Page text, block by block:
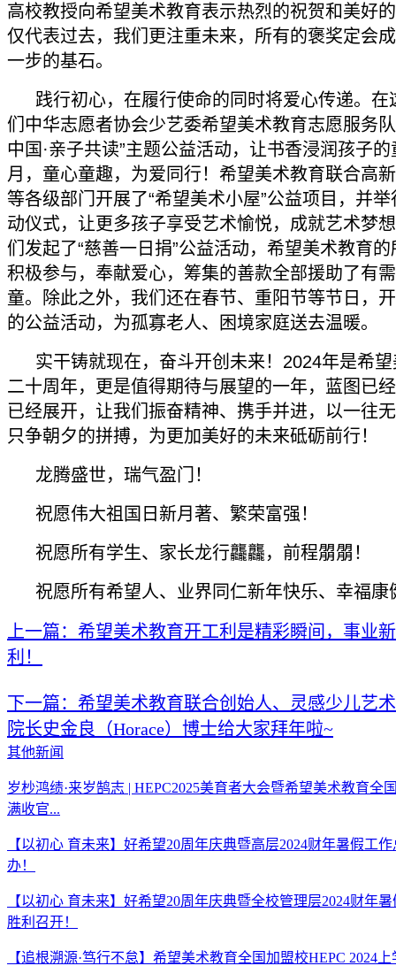
高校教授向希望美术教育表示热烈的祝贺和美好
仅代表过去，我们更注重未来，所有的褒奖定会
一步的基石。
践行初心，在履行使命的同时将爱心传递。在
们中华志愿者协会少艺委希望美术教育志愿服务
中国·亲子共读”主题公益活动，让书香浸润孩子
月，童心童趣，为爱同行！希望美术教育联合高
等各级部门开展了“希望美术小屋”公益项目，并
动仪式，让更多孩子享受艺术愉悦，成就艺术梦
们发起了“慈善一日捐”公益活动，希望美术教育
积极参与，奉献爱心，筹集的善款全部援助了有
童。除此之外，我们还在春节、重阳节等节日，
的公益活动，为孤寡老人、困境家庭送去温暖。
实干铸就现在，奋斗开创未来！2024年是希
二十周年，更是值得期待与展望的一年，蓝图已
已经展开，让我们振奋精神、携手并进，以一往
只争朝夕的拼搏，为更加美好的未来砥砺前行！
龙腾盛世，瑞气盈门！
祝愿伟大祖国日新月著、繁荣富强！
祝愿所有学生、家长龙行龘龘，前程朤朤！
祝愿所有希望人、业界同仁新年快乐、幸福康
上一篇：希望美术教育开工利是精彩瞬间，事业
利！
下一篇：希望美术教育联合创始人、灵感少儿艺
院长史金良（Horace）博士给大家拜年啦~
其他新闻
岁杪鸿绩·来岁鹄志 | HEPC2025美育者大会暨希望美术教育全
满收官...
【以初心 育未来】好希望20周年庆典暨高层2024财年暑假工
办！
【以初心 育未来】好希望20周年庆典暨全校管理层2024财年
胜利召开！
【追根溯源·笃行不怠】希望美术教育全国加盟校HEPC 2024